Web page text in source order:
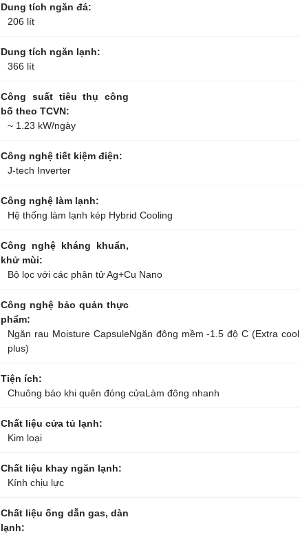
Dung tích ngăn đá:
206 lít
Dung tích ngăn lạnh:
366 lít
Công suất tiêu thụ công
bố theo TCVN:
~ 1.23 kW/ngày
Công nghệ tiết kiệm điện:
J-tech Inverter
Công nghệ làm lạnh:
Hệ thống làm lạnh kép Hybrid Cooling
Công nghệ kháng khuẩn,
khử mùi:
Bộ lọc với các phân tử Ag+Cu Nano
Công nghệ bảo quản thực
phẩm:
Ngăn rau Moisture CapsuleNgăn đông mềm -1.5 độ C (Extra cool
plus)
Tiện ích:
Chuông báo khi quên đóng cửaLàm đông nhanh
Chất liệu cửa tủ lạnh:
Kim loại
Chất liệu khay ngăn lạnh:
Kính chịu lực
Chất liệu ống dẫn gas, dàn
lạnh: